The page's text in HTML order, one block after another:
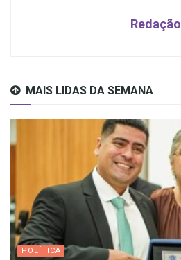
Redação
MAIS LIDAS DA SEMANA
POLÍTICA